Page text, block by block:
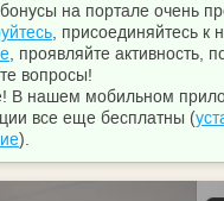
на портале очень
, присоединяйтесь к
, проявляйте активность,
вопросы!
В нашем мобильном
все еще бесплатны (
).